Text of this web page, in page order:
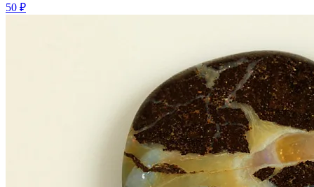
50 ₽